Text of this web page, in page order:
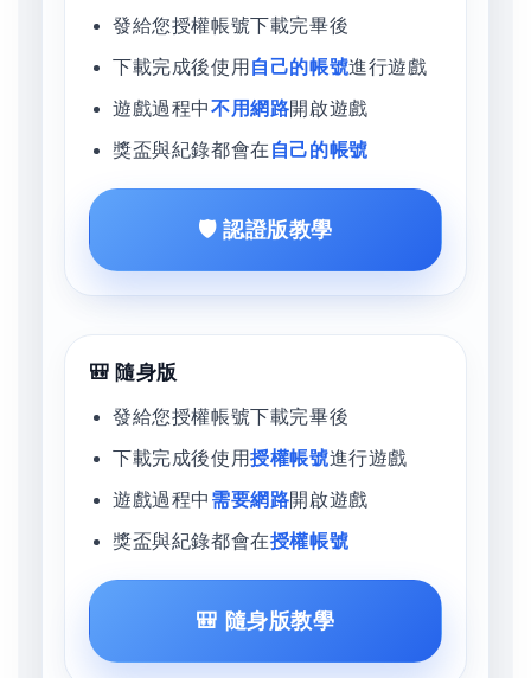
發給您授權帳號下載完畢後
下載完成後使用 自己的帳號進行遊戲
遊戲過程中不用網路開啟遊戲
獎盃與紀錄都會在 自己的帳號
🛡️ 認證版教學
🎒 隨身版
發給您授權帳號下載完畢後
下載完成後使用授權帳號進行遊戲
遊戲過程中 需要網路開啟遊戲
獎盃與紀錄都會在授權帳號
🎒 隨身版教學